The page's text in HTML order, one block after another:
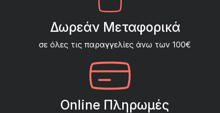
Δωρεάν Μεταφορικά
σε όλες τις παραγγελίες άνω των 100€
Online Πληρωμές